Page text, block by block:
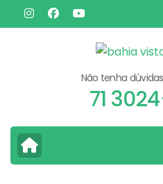
Pular
para
Não tenha
71